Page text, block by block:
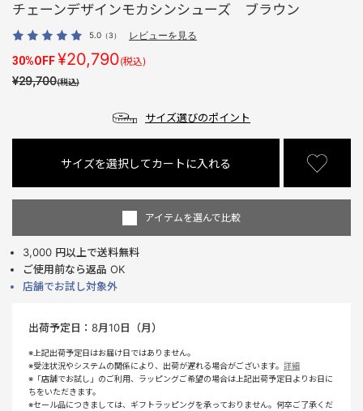
チェーンデザインモカシンシューズ ブラウン
5.0 （3） レビューを見る
30%OFF¥20,790(税込)
¥29,700(税込)
サイズ選びのポイント
サイズを選択してカートに入れる
アイテムを選んで比較
3,000 円以上で送料無料
ご使用前なら返品 OK
店舗でお試し対象外
出荷予定日： 8月10日（月）
※上記出荷予定日はお届け日ではありません。
※受注状況やシステムの関係により、出荷が遅れる場合がございます。 詳細
※「店舗でお試し」のご利用、ラッピングご希望の場合は上記出荷予定日よりお日に
ちをいただきます。
※セール品につきましては、ギフトラッピングを承っておりません。何卒ご了承くだ